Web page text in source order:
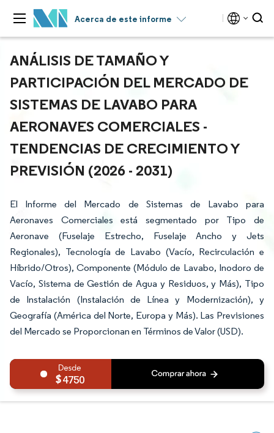
Acerca de este informe
ANÁLISIS DE TAMAÑO Y
PARTICIPACIÓN DEL MERCADO DE
SISTEMAS DE LAVABO PARA
AERONAVES COMERCIALES -
TENDENCIAS DE CRECIMIENTO Y
PREVISIÓN (2026 - 2031)
El Informe del Mercado de Sistemas de Lavabo para
Aeronaves Comerciales está segmentado por Tipo de
Aeronave (Fuselaje Estrecho, Fuselaje Ancho y Jets
Regionales), Tecnología de Lavabo (Vacío, Recirculación e
Híbrido/Otros), Componente (Módulo de Lavabo, Inodoro de
Vacío, Sistema de Gestión de Agua y Residuos, y Más), Tipo
de Instalación (Instalación de Línea y Modernización), y
Geografía (América del Norte, Europa y Más). Las Previsiones
del Mercado se Proporcionan en Términos de Valor (USD).
4750